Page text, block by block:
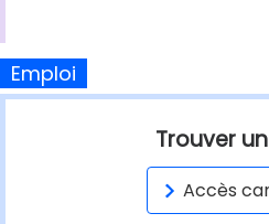
Emploi
Trouver
Accès